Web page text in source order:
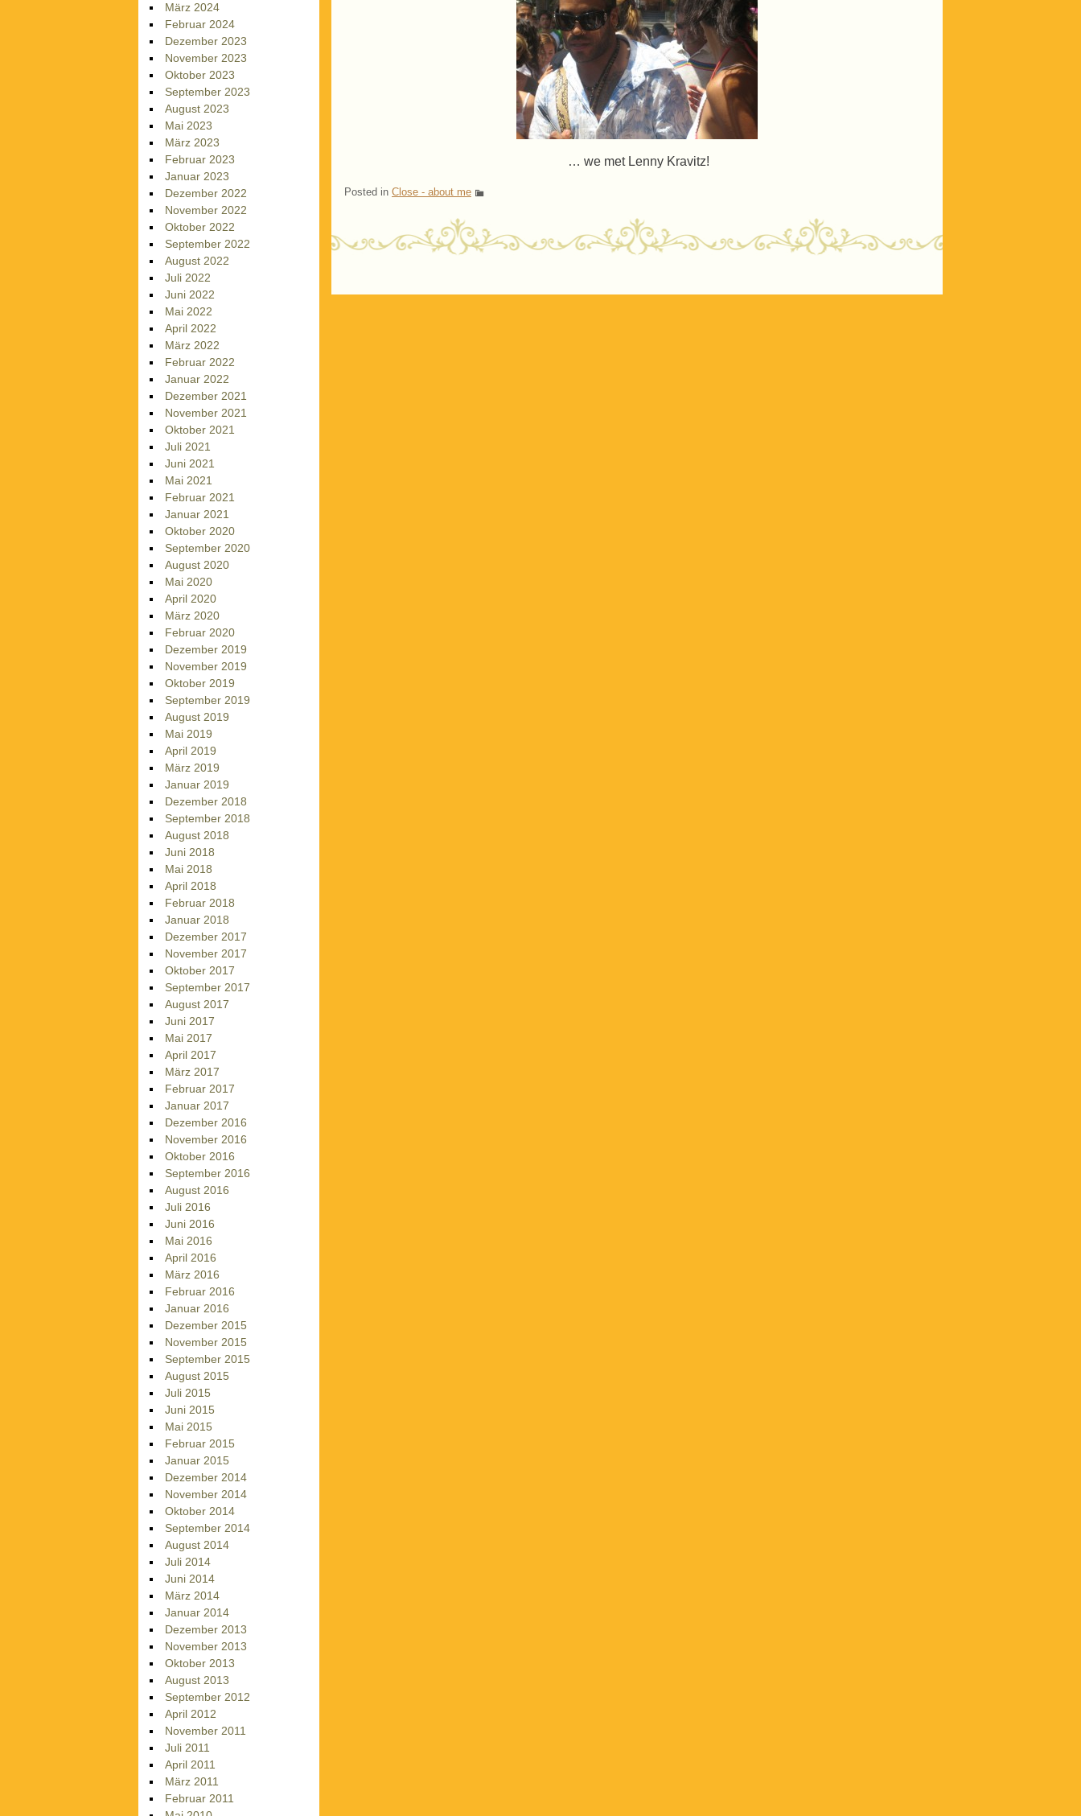
… we met Lenny Kravitz!
Posted in Close - about me
Post navigation
März 2024
Februar 2024
Dezember 2023
November 2023
Oktober 2023
September 2023
August 2023
Mai 2023
März 2023
Februar 2023
Januar 2023
Dezember 2022
November 2022
Oktober 2022
September 2022
August 2022
Juli 2022
Juni 2022
Mai 2022
April 2022
März 2022
Februar 2022
Januar 2022
Dezember 2021
November 2021
Oktober 2021
Juli 2021
Juni 2021
Mai 2021
Februar 2021
Januar 2021
Oktober 2020
September 2020
August 2020
Mai 2020
April 2020
März 2020
Februar 2020
Dezember 2019
November 2019
Oktober 2019
September 2019
August 2019
Mai 2019
April 2019
März 2019
Januar 2019
Dezember 2018
September 2018
August 2018
Juni 2018
Mai 2018
April 2018
Februar 2018
Januar 2018
Dezember 2017
November 2017
Oktober 2017
September 2017
August 2017
Juni 2017
Mai 2017
April 2017
März 2017
Februar 2017
Januar 2017
Dezember 2016
November 2016
Oktober 2016
September 2016
August 2016
Juli 2016
Juni 2016
Mai 2016
April 2016
März 2016
Februar 2016
Januar 2016
Dezember 2015
November 2015
September 2015
August 2015
Juli 2015
Juni 2015
Mai 2015
Februar 2015
Januar 2015
Dezember 2014
November 2014
Oktober 2014
September 2014
August 2014
Juli 2014
Juni 2014
März 2014
Januar 2014
Dezember 2013
November 2013
Oktober 2013
August 2013
September 2012
April 2012
November 2011
Juli 2011
April 2011
März 2011
Februar 2011